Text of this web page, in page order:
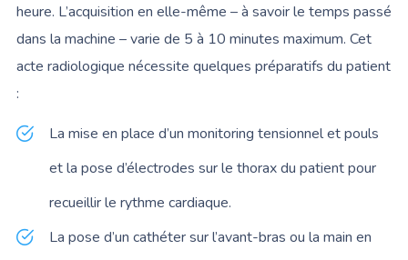
heure. L’acquisition en elle-même – à savoir le temps passé
dans la machine – varie de 5 à 10 minutes maximum. Cet
acte radiologique nécessite quelques préparatifs du patient
:
La mise en place d’un monitoring tensionnel et pouls
et la pose d’électrodes sur le thorax du patient pour
recueillir le rythme cardiaque.
La pose d’un cathéter sur l’avant-bras ou la main en